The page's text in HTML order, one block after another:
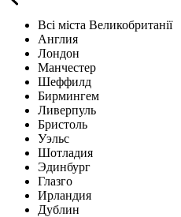
Всі міста Великобританії
Англия
Лондон
Манчестер
Шеффилд
Бирмингем
Ливерпуль
Бристоль
Уэльс
Шотладия
Эдинбург
Глазго
Ирландия
Дублин